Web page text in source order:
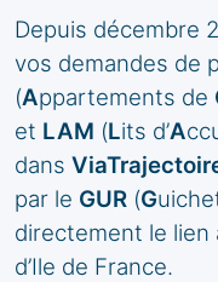
Depuis décembre
vos demandes de
(Appartements de
et LAM (Lits d’A
dans
par le GUR (G
directement le lien
d’Ile de France.